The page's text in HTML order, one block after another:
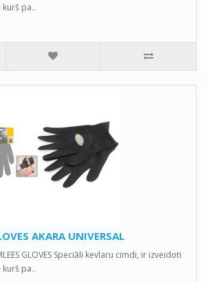
pa..
AKARA UNIVERSAL
GLOVES Speciāli kevlaru cimdi, ir izveidoti
pa..